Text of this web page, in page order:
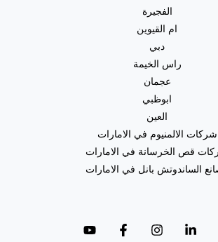
الفجيرة
ام القيوين
دبي
راس الخيمة
عجمان
ابوظبي
العين
شركات الالمنيوم في الامارات
قص الخرسانة في الامارات
الساندوتش بانل في الامارات